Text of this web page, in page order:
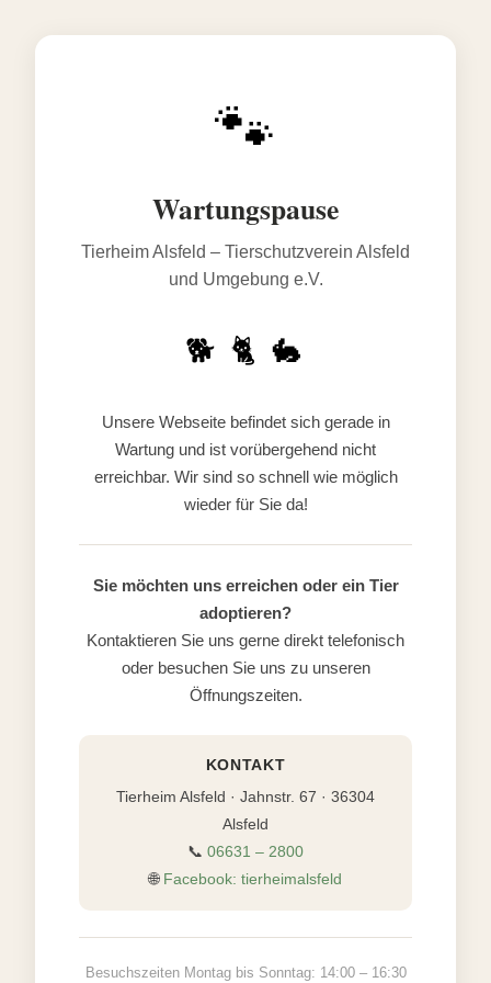
🐾
Wartungspause
Tierheim Alsfeld – Tierschutzverein Alsfeld
und Umgebung e.V.
🐕 🐈 🐇
Unsere Webseite befindet sich gerade in
Wartung und ist vorübergehend nicht
erreichbar. Wir sind so schnell wie möglich
wieder für Sie da!
Sie möchten uns erreichen oder ein Tier
adoptieren?
Kontaktieren Sie uns gerne direkt telefonisch
oder besuchen Sie uns zu unseren
Öffnungszeiten.
KONTAKT
Tierheim Alsfeld · Jahnstr. 67 · 36304
Alsfeld
📞 06631 – 2800
🌐 Facebook: tierheimalsfeld
Besuchszeiten Montag bis Sonntag: 14:00 – 16:30